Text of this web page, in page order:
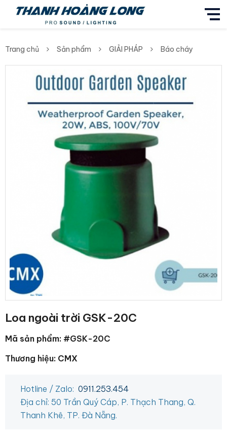
Trang chủ Sản phẩm GIẢI PHÁP Báo cháy
Loa ngoài trời GSK-20C
Mã sản phẩm: #GSK-20C
Thương hiệu: CMX
Hotline / Zalo: 0911.253.454
Địa chỉ: 50 Trần Quý Cáp, P. Thạch Thang, Q.
Thanh Khê, TP. Đà Nẵng.